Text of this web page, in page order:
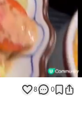
Unmute
8 0